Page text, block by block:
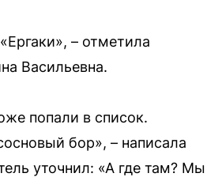
– отметила
Васильевна.
попали в список.
бор», – написала
уточнил: «А где там? Мы